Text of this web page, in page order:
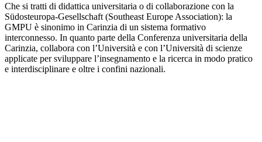
Che si tratti di didattica universitaria o di collaborazione con la
Südosteuropa-Gesellschaft (Southeast Europe Association): la
GMPU è sinonimo in Carinzia di un sistema formativo
interconnesso. In quanto parte della Conferenza universitaria della
Carinzia, collabora con l’Università e con l’Università di scienze
applicate per sviluppare l’insegnamento e la ricerca in modo pratico
e interdisciplinare e oltre i confini nazionali.